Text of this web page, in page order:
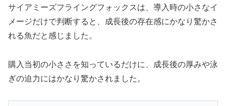
サイアミーズフライングフォックスは、導入時の小さなイ
メージだけで判断すると、成長後の存在感にかなり驚かさ
れる魚だと感じました。
購入当初の小ささを知っているだけに、成長後の厚みや泳
ぎの迫力にはかなり驚かされました。